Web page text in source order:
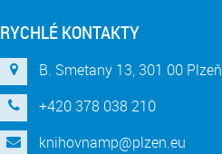
RYCHLÉ KONTAKTY
B. Smetany 13, 301 00 Plzeň
+420 378 038 210
knihovnamp@plzen.eu